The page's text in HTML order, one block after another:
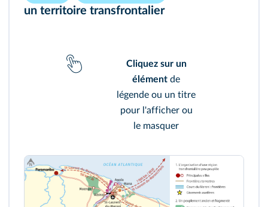
un territoire transfrontalier
Cliquez sur un
élément de
légende ou un titre
pour l'afficher ou
le masquer